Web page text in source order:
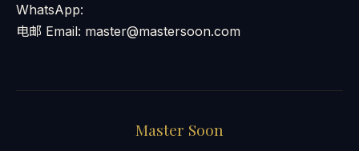
WhatsApp:
电邮 Email: master@mastersoon.com
Master Soon